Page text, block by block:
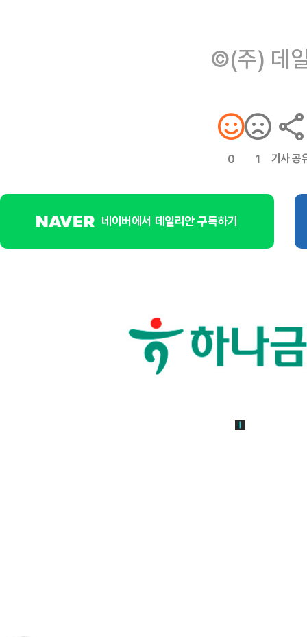
©(주) 데
0 1 기사 공
네이버에서 데일리안 구독하기